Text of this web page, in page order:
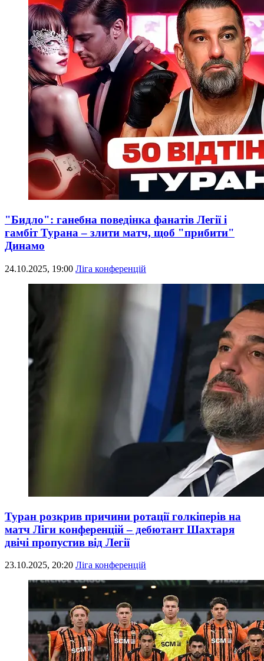
"Бидло": ганебна поведінка фанатів Легії і
гамбіт Турана – злити матч, щоб "прибити"
Динамо
24.10.2025, 19:00 Ліга конференцій
Туран розкрив причини ротації голкіперів на
матч Ліги конференцій – дебютант Шахтаря
двічі пропустив від Легії
23.10.2025, 20:20 Ліга конференцій